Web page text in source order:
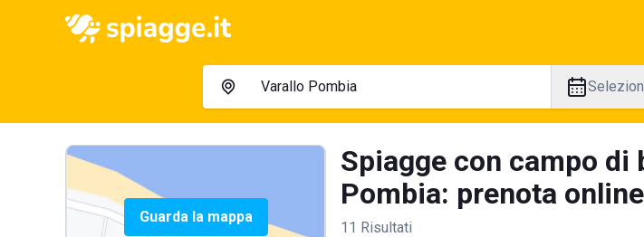
Guarda la mappa
Spiagge con campo di
Pombia: prenota
11 Risultati